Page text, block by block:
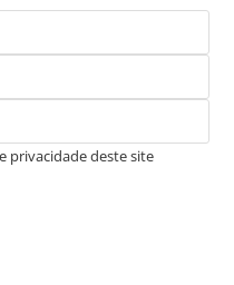
privacidade deste site